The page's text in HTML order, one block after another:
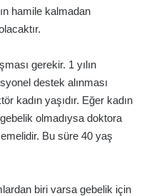
hamile kalmadan
gerekir. 1 yılın
destek alınması
kadın yaşıdır. Eğer kadın
olmadıysa doktora
Bu süre 40 yaş
biri varsa gebelik için